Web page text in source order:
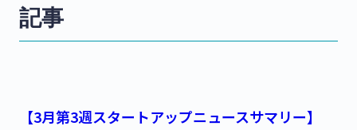
記事
【3月第3週スタートアップニュースサマリー】